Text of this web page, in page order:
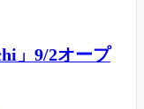
」9/2オープ